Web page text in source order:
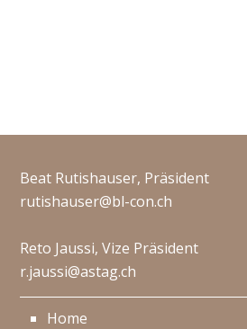
Beat Rutishauser, Präsident
rutishauser@bl-con.ch
Reto Jaussi, Vize Präsident
r.jaussi@astag.ch
Home